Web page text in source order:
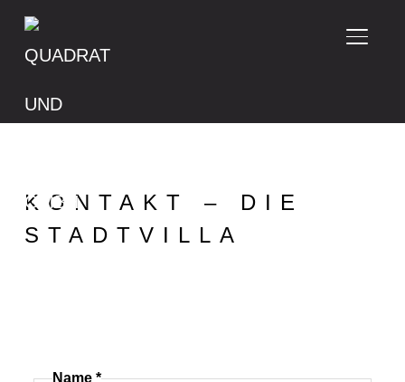
KONTAKT – DIE
STADTVILLA
Name *